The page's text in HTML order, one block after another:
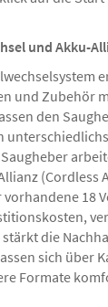
und Akku-
und Zubehör
den
(Cordless
18
die
sich über
Formate